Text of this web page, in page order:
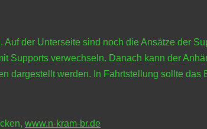
der Unterseite sind noch die Ansätze der
Supports verwechseln. Danach kann der
dargestellt werden. In Fahrtstellung sollte
www.n-kram-br.de